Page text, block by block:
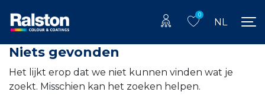
0
NL
Niets gevonden
Het lijkt erop dat we niet kunnen vinden wat je
zoekt. Misschien kan het zoeken helpen.